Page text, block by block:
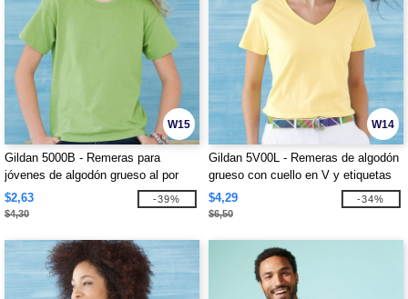
W15
Gildan 5000B - Remeras para
jóvenes de algodón grueso al por
mayor
$2,63
$4,30
-39%
W14
Gildan 5V00L - Remeras de algodón
grueso con cuello en V y etiquetas
fácil de remover al por mayor
$4,29
$6,50
-34%